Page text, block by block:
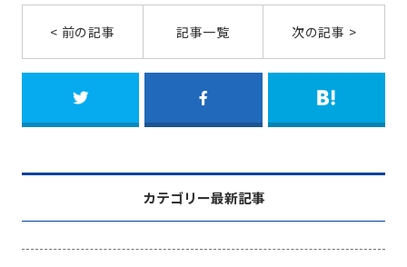
< 前の記事 記事一覧 次の記事 >
カテゴリー最新記事